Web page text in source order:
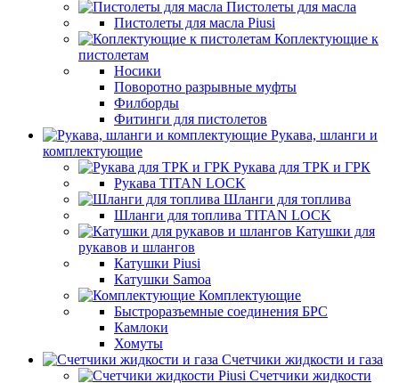
Пистолеты для масла
Пистолеты для масла Piusi
Коплектующие к
пистолетам
Носики
Поворотно разрывные муфты
Филборды
Фитинги для пистолетов
Рукава, шланги и
комплектующие
Рукава для ТРК и ГРК
Рукава TITAN LOCK
Шланги для топлива
Шланги для топлива TITAN LOCK
Катушки для
рукавов и шлангов
Катушки Piusi
Катушки Samoa
Комплектующие
Быстроразъемные соединения БРС
Камлоки
Хомуты
Счетчики жидкости и газа
Счетчики жидкости